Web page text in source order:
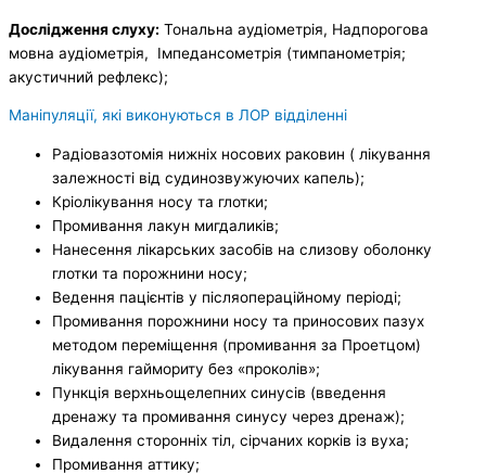
Дослідження слуху: Тональна аудіометрія, Надпорогова
мовна аудіометрія, Імпедансометрія (тимпанометрія;
акустичний рефлекс);
Маніпуляції, які виконуються в ЛОР відділенні
Радіовазотомія нижніх носових раковин ( лікування
залежності від судинозвужуючих капель);
Кріолікування носу та глотки;
Промивання лакун мигдаликів;
Нанесення лікарських засобів на слизову оболонку
глотки та порожнини носу;
Ведення пацієнтів у післяопераційному періоді;
Промивання порожнини носу та приносових пазух
методом переміщення (промивання за Проетцом)
лікування гаймориту без «проколів»;
Пункція верхньощелепних синусів (введення
дренажу та промивання синусу через дренаж);
Видалення сторонніх тіл, сірчаних корків із вуха;
Промивання аттику;